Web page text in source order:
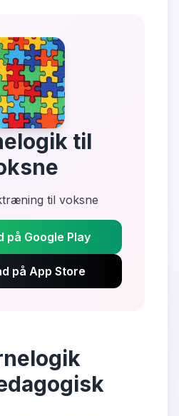
til
til voksne
på Google Play
på App Store